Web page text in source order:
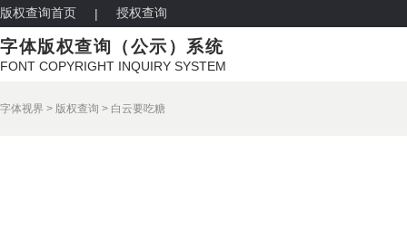
版权查询首页 | 授权查询
字体版权查询（公示）系统
FONT COPYRIGHT INQUIRY SYSTEM
字体视界 > 版权查询 > 白云要吃糖